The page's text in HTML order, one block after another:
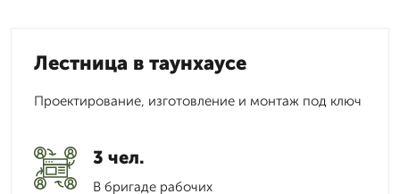
Лестница в таунхаусе
Проектирование, изготовление и монтаж под ключ
3 чел.
В бригаде рабочих